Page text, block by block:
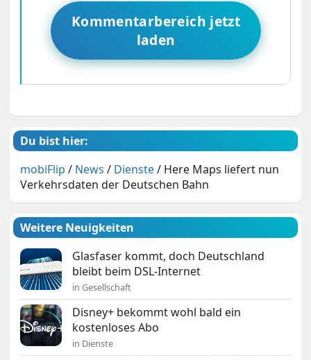
Kommentarbereich jetzt
laden
Du bist hier:
mobiFlip / News / Dienste/ Here Maps liefert nun
Verkehrsdaten der Deutschen Bahn
Weitere Neuigkeiten
Glasfaser kommt, doch Deutschland
bleibt beim DSL-Internet
in Gesellschaft
Disney+ bekommt wohl bald ein
kostenloses Abo
in Dienste